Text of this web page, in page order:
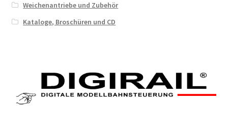
Weichenantriebe und Zubehör
Kataloge, Broschüren und CD